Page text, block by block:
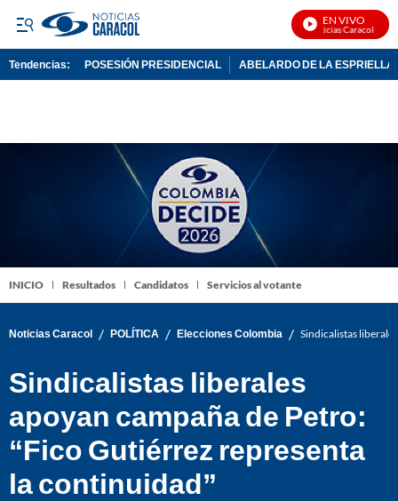
EN VIVO
Noticias Caracol En
Tendencias: POSESIÓN PRESIDENCIAL ABELARDO DE LA ESPRIELLA
INICIO Resultados Candidatos Servicios al votante
Noticias Caracol / POLÍTICA / Elecciones Colombia / Sindicalistas
Sindicalistas liberales
apoyan campaña de Petro:
“Fico Gutiérrez representa
la continuidad”